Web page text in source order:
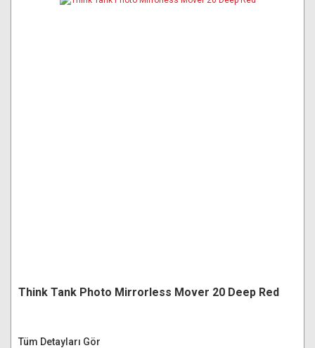
Think Tank Photo Mirrorless Mover 20 Deep Red
Tüm Detayları Gör